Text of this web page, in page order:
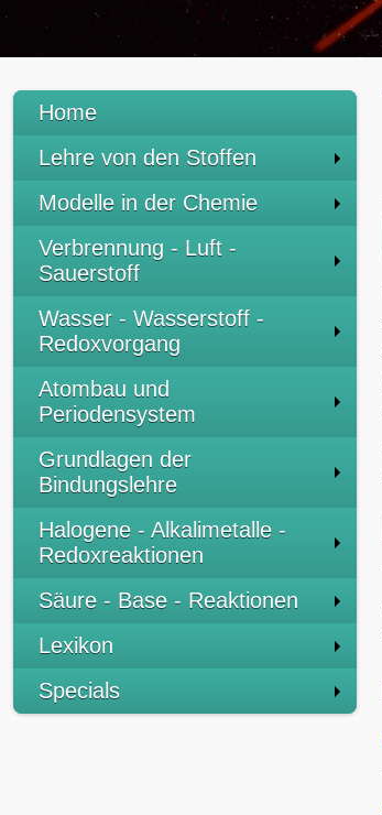
Home
Lehre von den Stoffen
Modelle in der Chemie
Verbrennung - Luft -
Sauerstoff
Wasser - Wasserstoff -
Redoxvorgang
Atombau und
Periodensystem
Grundlagen der
Bindungslehre
Halogene - Alkalimetalle -
Redoxreaktionen
Säure - Base - Reaktionen
Lexikon
Specials